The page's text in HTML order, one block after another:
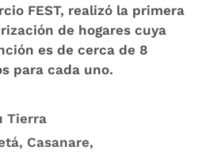
FEST, realizó la primera
de hogares cuya
es de cerca de 8
para cada uno.
Tierra
, Casanare,